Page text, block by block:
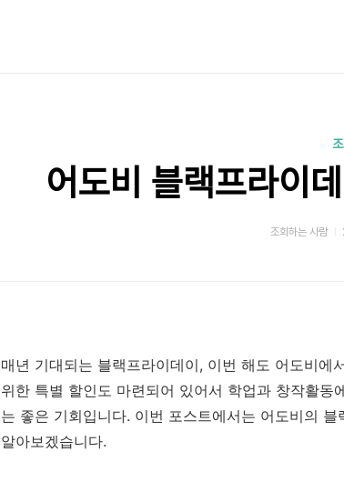
어도비 블랙프라이
조회하는 사람
매년 기대되는 블랙프라이데이, 이번 해도 어도비
위한 특별 할인도 마련되어 있어서 학업과 창작활
는 좋은 기회입니다. 이번 포스트에서는 어도비의
알아보겠습니다.